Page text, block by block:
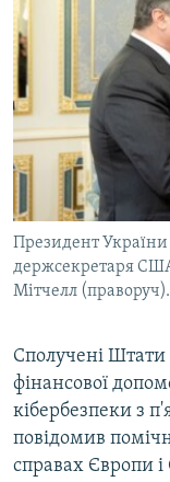
ВСЕ ЗА ДЕНЬ
СПЕЦПРОЕКТИ
ДЕПОРТАЦІЯ
ВІДЕОУРОКИ
СВІДЧЕННЯ
УКРАЇНСЬКА
ІНФОГРАФІКА
ЯК ОБІЙТИ
Русский
Qırımtatar
ДОЛУЧАЙСЯ!
Усі сайти RFE/
Президент
держсекретаря США
Мітчелл
Сполучені
фінансової
кібербезпеки з
повідомив
справах Європи і